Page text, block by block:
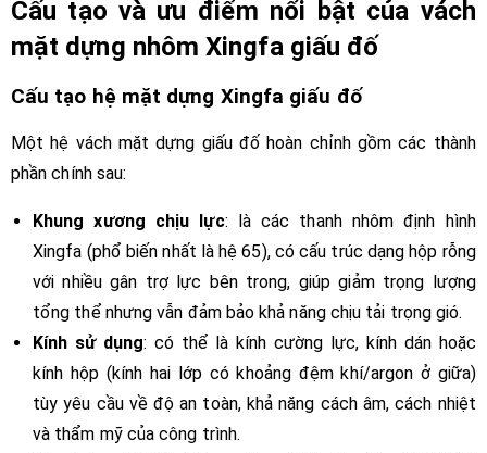
Cấu tạo và ưu điểm nổi bật của vách
mặt dựng nhôm Xingfa giấu đố
Cấu tạo hệ mặt dựng Xingfa giấu đố
Một hệ vách mặt dựng giấu đố hoàn chỉnh gồm các thành
phần chính sau:
Khung xương chịu lực: là các thanh nhôm định hình
Xingfa (phổ biến nhất là hệ 65), có cấu trúc dạng hộp rỗng
với nhiều gân trợ lực bên trong, giúp giảm trọng lượng
tổng thể nhưng vẫn đảm bảo khả năng chịu tải trọng gió.
Kính sử dụng: có thể là kính cường lực, kính dán hoặc
kính hộp (kính hai lớp có khoảng đệm khí/argon ở giữa)
tùy yêu cầu về độ an toàn, khả năng cách âm, cách nhiệt
và thẩm mỹ của công trình.